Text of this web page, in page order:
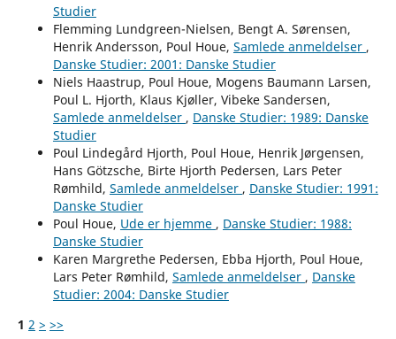
Studier
Flemming Lundgreen-Nielsen, Bengt A. Sørensen,
Henrik Andersson, Poul Houe, Samlede anmeldelser ,
Danske Studier: 2001: Danske Studier
Niels Haastrup, Poul Houe, Mogens Baumann Larsen,
Poul L. Hjorth, Klaus Kjøller, Vibeke Sandersen,
Samlede anmeldelser , Danske Studier: 1989: Danske
Studier
Poul Lindegård Hjorth, Poul Houe, Henrik Jørgensen,
Hans Götzsche, Birte Hjorth Pedersen, Lars Peter
Rømhild, Samlede anmeldelser , Danske Studier: 1991:
Danske Studier
Poul Houe, Ude er hjemme , Danske Studier: 1988:
Danske Studier
Karen Margrethe Pedersen, Ebba Hjorth, Poul Houe,
Lars Peter Rømhild, Samlede anmeldelser , Danske
Studier: 2004: Danske Studier
1 2 > >>